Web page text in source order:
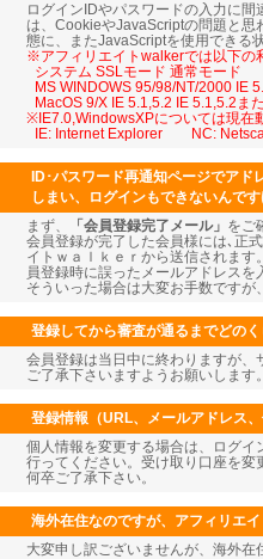
ログインIDやパスワードの入力に
は、CookieやJavaScriptの問題と
態に、またJavaScriptを使用できる
※アフィリエイトwalkerでは以下の
システム SSLモード 通常モード
MS WINDOWS 95/98/NT/2000 IE
MacOS 9/X IE 5.1,5.2 IE 5.1,5.2ま
※IE7.0,WindowsXPについては現在
IE: Internet Explorer NC:
ID･パスワード再通知ページでア
しまい、ログインもできないんです
まず、 「会員登録完了メール」 をご
会員登録が完了した会員様には､正
イトｗａｌｋｅｒから送信されま
員登録時に誤ったメールアドレスを
そういった場合は大変お手数ですが
登録してから審査が通るまでどの
会員登録は当日中に終わりますが、
ご了承下さいますようお願いします。
登録情報（URL、メールアドレス
個人情報を変更する場合は、ログ
行ってください。受け取り口座を変
何卒ご了承下さい。
海外在住なのですが、アフィリエ
大変申し訳ございませんが、海外在